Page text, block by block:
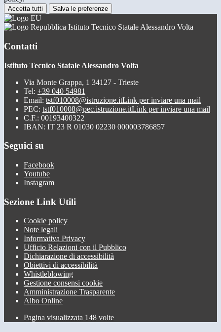
Accetta tutti Salva le preferenze
Istituto Tecnico Statale Alessandro Volta
Contatti
Istituto Tecnico Statale Alessandro Volta
Via Monte Grappa, 1 34127 - Trieste
Tel: +39 040 54981
Email: tstf010008@istruzione.itLink per inviare una mail
PEC: tstf010008@pec.istruzione.itLink per inviare una mail
C.F.: 00193400322
IBAN: IT 23 R 01030 02230 000003786857
Seguici su
Facebook
Youtube
Instagram
Sezione Link Utili
Cookie policy
Note legali
Informativa Privacy
Ufficio Relazioni con il Pubblico
Dichiarazione di accessibilità
Obiettivi di accessibilità
Whistleblowing
Gestione consensi cookie
Amministrazione Trasparente
Albo Online
Pagina visualizzata 148 volte